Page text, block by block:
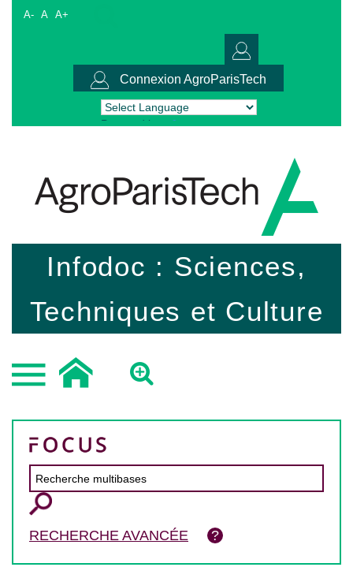
A- A A+
Connexion AgroParisTech
Powered by Translate
Infodoc : Sciences,
Techniques et Culture
RECHERCHE AVANCÉE